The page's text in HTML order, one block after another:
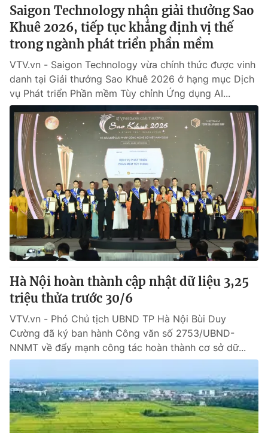
Saigon Technology nhận giải thưởng Sao
Khuê 2026, tiếp tục khẳng định vị thế
trong ngành phát triển phần mềm
VTV.vn - Saigon Technology vừa chính thức được vinh
danh tại Giải thưởng Sao Khuê 2026 ở hạng mục Dịch
vụ Phát triển Phần mềm Tùy chỉnh Ứng dụng AI...
Hà Nội hoàn thành cập nhật dữ liệu 3,25
triệu thửa trước 30/6
VTV.vn - Phó Chủ tịch UBND TP Hà Nội Bùi Duy
Cường đã ký ban hành Công văn số 2753/UBND-
NNMT về đẩy mạnh công tác hoàn thành cơ sở dữ...